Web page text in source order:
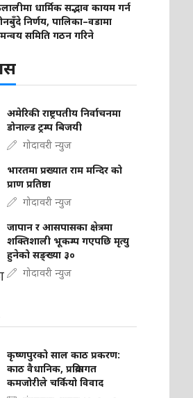
धार्मिक सद्भाव कायम गर्न
निर्णय, पालिका–वडामा
समिति गठन गरिने
अमेरिकी राष्ट्रपतीय निर्वाचनमा
डोनाल्ड ट्रम्प बिजयी
गोदावरी न्युज
भारतमा प्रख्यात राम मन्दिर को
प्राण प्रतिष्ठा
गोदावरी न्युज
जापान र आसपासका क्षेत्रमा
शक्तिशाली भूकम्प गएपछि मृत्यु
हुनेको सङ्ख्या ३०
गोदावरी न्युज
कृष्णपुरको साल काठ प्रकरण:
काठ वैधानिक, प्रक्रियागत
कमजोरीले चर्कियो विवाद